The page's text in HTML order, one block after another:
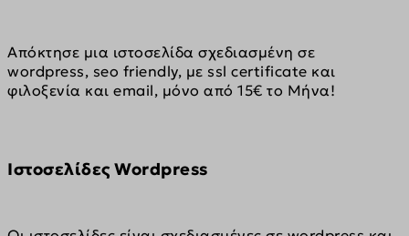
Απόκτησε μια ιστοσελίδα σχεδιασμένη σε
wordpress, seo friendly, με ssl certificate και
φιλοξενία και email, μόνο από 15€ το Μήνα!
Iστοσελίδες Wordpress